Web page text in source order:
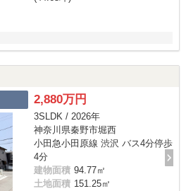
2,880万円
3SLDK / 2026年
神奈川県秦野市堀西
小田急小田原線 渋沢 バス4分停歩
4分
建物面積 94.77㎡
土地面積 151.25㎡